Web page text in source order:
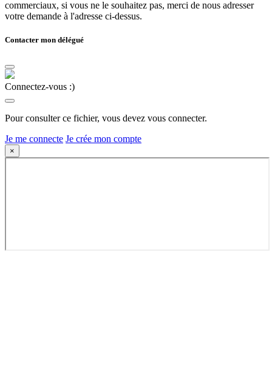
commerciaux, si vous ne le souhaitez pas, merci de nous adresser
votre demande à l'adresse ci-dessus.
Contacter mon délégué
Connectez-vous :)
Pour consulter ce fichier, vous devez vous connecter.
Je me connecte Je crée mon compte
×